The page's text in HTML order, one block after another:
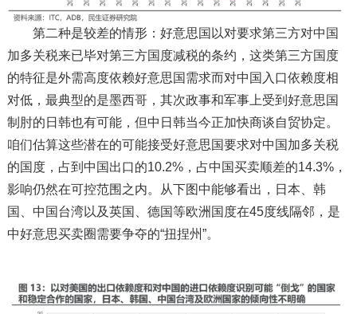
第二种是较差的情形：好意思国以对要求第三方对中国
加多关税来已毕对第三方国度减税的条约，这类第三方国度
的特征是外需高度依赖好意思国需求而对中国入口依赖度相
对低，最典型的是墨西哥，其次政事和军事上受到好意思国
制肘的日韩也有可能，但中日韩当今正加快商谈自贸协定。
咱们估算这些潜在的可能接受好意思国要求对中国加多关税
的国度，占到中国出口的10.2%，占中国买卖顺差的14.3%，
影响仍然在可控范围之内。从下图中能够看出，日本、韩
国、中国台湾以及英国、德国等欧洲国度在45度线隔邻，是
中好意思买卖圈需要争夺的“扭捏州”。